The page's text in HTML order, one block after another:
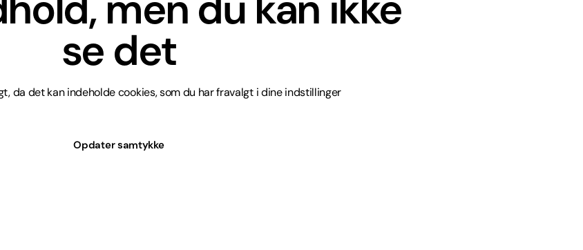
se det
da det kan indeholde cookies, som du har fravalgt i dine indstillinger
Opdater samtykke